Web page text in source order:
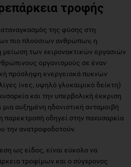
τροφής
της φύσης στη
πιο πλούσιων ανθρώπων, η
μείωση των χειρονακτικών εργασιών
οργανισμούς σε έναν
πρόσληψη ενεργειακά πυκνών
ίνες, υψηλό γλυκαιμικό δείκτη)
και την υπερβολική έκκριση
αυξημένη ηδονιστική ανταμοιβή
οδηγεί στην παχυσαρκία
την ανατροφοδοτούν.
ως είδος, είναι εύκολο να
τροφίμων και ο σύγχρονος